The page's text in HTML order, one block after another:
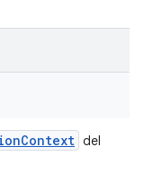
Context del